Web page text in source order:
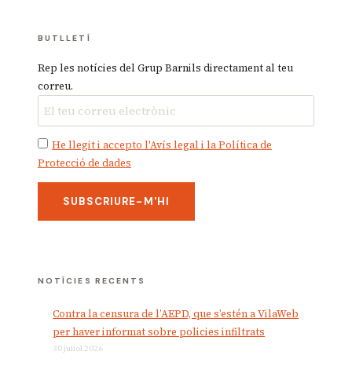
BUTLLETÍ
Rep les notícies del Grup Barnils directament al teu
correu.
He llegit i accepto l'Avís legal i la Política de
Protecció de dades
NOTÍCIES RECENTS
Contra la censura de l’AEPD, que s’estén a VilaWeb
per haver informat sobre policies infiltrats
30 juliol 2026